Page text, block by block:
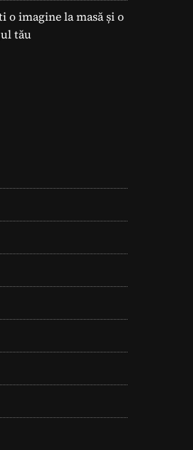
o imagine la masă și o
tău